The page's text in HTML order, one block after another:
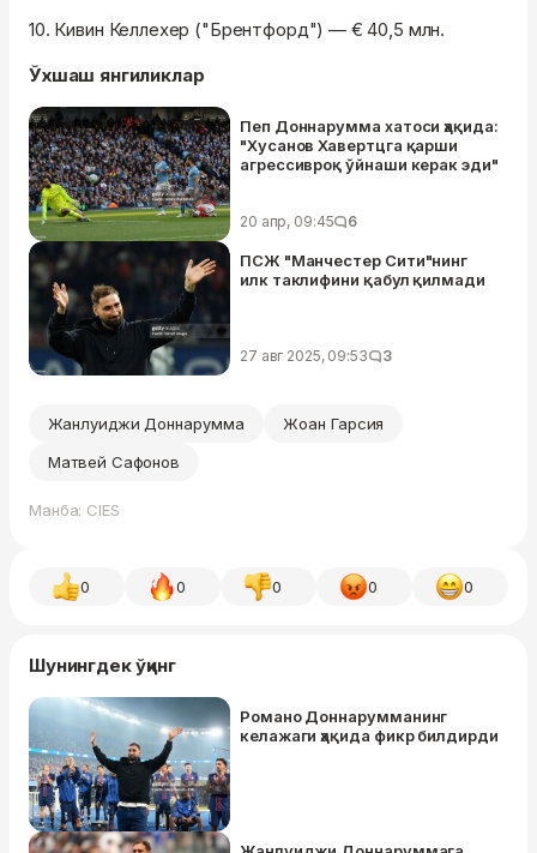
10. Кивин Келлехер ("Брентфорд") — € 40,5 млн.
Ўхшаш янгиликлар
Пеп Доннарумма хатоси ҳақида:
"Хусанов Хавертцга қарши
агрессивроқ ўйнаши керак эди"
20 апр, 09:45 6
ПСЖ "Манчестер Сити"нинг
илк таклифини қабул қилмади
27 авг 2025, 09:53 3
Жанлуиджи Доннарумма
Жоан Гарсия
Матвей Сафонов
Манба: CIES
0 0 0 0 0
Шунингдек ўқинг
Романо Доннарумманинг
келажаги ҳақида фикр билдирди